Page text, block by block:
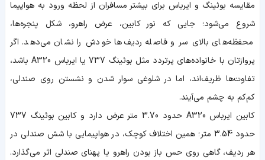
مقایسه بوئینگ و ایرباس برای بیشتر مسافران از لحظه ورود به هواپیما
شروع می‌شود؛ جایی که نور کابین، عرض راهرو، شکل پنجره‌ها،
محفظه‌های بالای سر و فاصله ردیف‌ها خودش را نشان می‌دهد. اگر
پروازتان با خانواده‌های پرتردد مثل بوئینگ 737 یا ایرباس A320 باشد،
تفاوت‌ها ظریف‌اند، اما در شلوغی سوار شدن و نشستن روی صندلی،
کم‌کم به چشم می‌آیند.
کابین ایرباس A320 حدود 3.70 متر عرض دارد و کابین بوئینگ 737
حدود 3.54 متر؛ همین اختلاف کوچک، در هواپیمایی با شش صندلی در
هر ردیف، گاهی روی حس باز بودن راهرو یا پهنای صندلی اثر می‌گذارد.